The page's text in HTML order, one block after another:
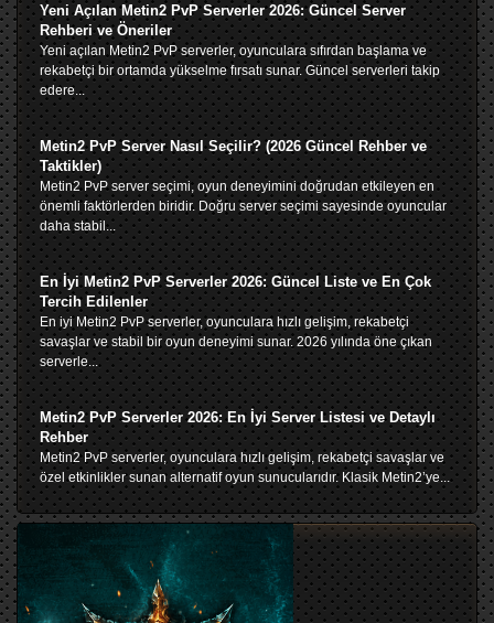
Yeni Açılan Metin2 PvP Serverler 2026: Güncel Server
Rehberi ve Öneriler
Yeni açılan Metin2 PvP serverler, oyunculara sıfırdan başlama ve
rekabetçi bir ortamda yükselme fırsatı sunar. Güncel serverleri takip
edere...
Metin2 PvP Server Nasıl Seçilir? (2026 Güncel Rehber ve
Taktikler)
Metin2 PvP server seçimi, oyun deneyimini doğrudan etkileyen en
önemli faktörlerden biridir. Doğru server seçimi sayesinde oyuncular
daha stabil...
En İyi Metin2 PvP Serverler 2026: Güncel Liste ve En Çok
Tercih Edilenler
En iyi Metin2 PvP serverler, oyunculara hızlı gelişim, rekabetçi
savaşlar ve stabil bir oyun deneyimi sunar. 2026 yılında öne çıkan
serverle...
Metin2 PvP Serverler 2026: En İyi Server Listesi ve Detaylı
Rehber
Metin2 PvP serverler, oyunculara hızlı gelişim, rekabetçi savaşlar ve
özel etkinlikler sunan alternatif oyun sunucularıdır. Klasik Metin2’ye...